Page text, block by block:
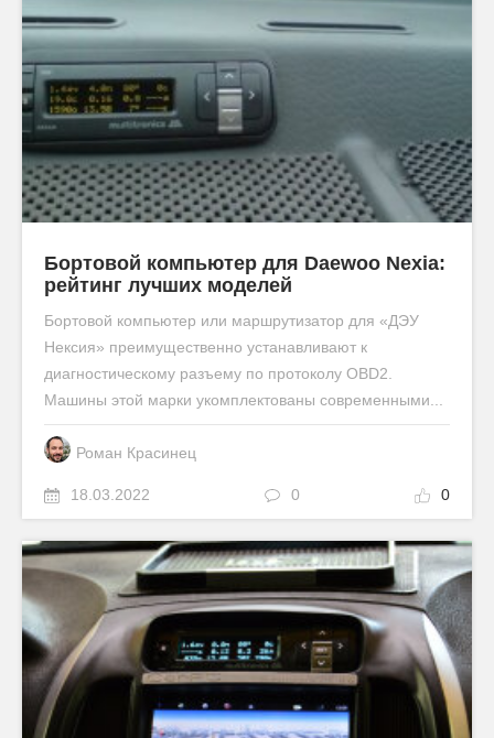
Бортовой компьютер для Daewoo Nexia:
рейтинг лучших моделей
Бортовой компьютер или маршрутизатор для «ДЭУ
Нексия» преимущественно устанавливают к
диагностическому разъему по протоколу OBD2.
Машины этой марки укомплектованы современными...
Роман Красинец
18.03.2022 0 0